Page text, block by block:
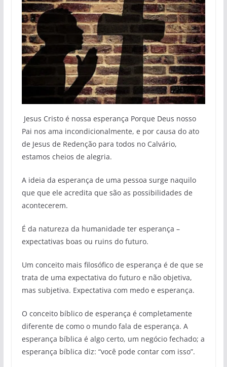
Jesus Cristo é nossa esperança Porque Deus nosso
Pai nos ama incondicionalmente, e por causa do ato
de Jesus de Redenção para todos no Calvário,
estamos cheios de alegria.
A ideia da esperança de uma pessoa surge naquilo
que que ele acredita que são as possibilidades de
acontecerem.
É da natureza da humanidade ter esperança –
expectativas boas ou ruins do futuro.
Um conceito mais filosófico de esperança é de que se
trata de uma expectativa do futuro e não objetiva,
mas subjetiva. Expectativa com medo e esperança.
O conceito bíblico de esperança é completamente
diferente de como o mundo fala de esperança. A
esperança bíblica é algo certo, um negócio fechado; a
esperança bíblica diz: “você pode contar com isso”.